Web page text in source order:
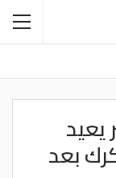
يعيد
بعد